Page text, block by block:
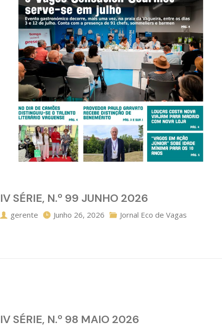
IV SÉRIE, N.º 99 JUNHO 2026
gerente Junho 26, 2026 Jornal Eco de Vagas
IV SÉRIE, N.º 98 MAIO 2026